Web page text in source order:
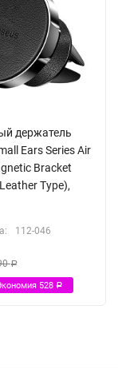
держатель
Ears Series Air
Bracket
Type),
112-046
Р
528 Р